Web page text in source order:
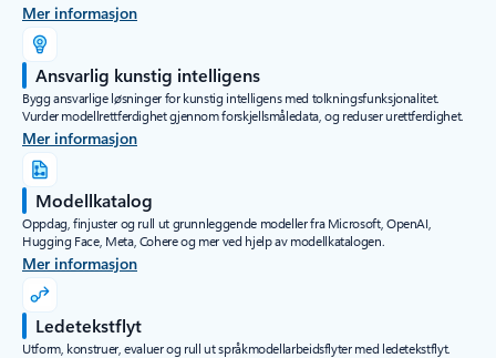
Mer informasjon
Ansvarlig kunstig intelligens
Bygg ansvarlige løsninger for kunstig intelligens med tolkningsfunksjonalitet.
Vurder modellrettferdighet gjennom forskjellsmåledata, og reduser urettferdighet.
Mer informasjon
Modellkatalog
Oppdag, finjuster og rull ut grunnleggende modeller fra Microsoft, OpenAI,
Hugging Face, Meta, Cohere og mer ved hjelp av modellkatalogen.
Mer informasjon
Ledetekstflyt
Utform, konstruer, evaluer og rull ut språkmodellarbeidsflyter med ledetekstflyt.